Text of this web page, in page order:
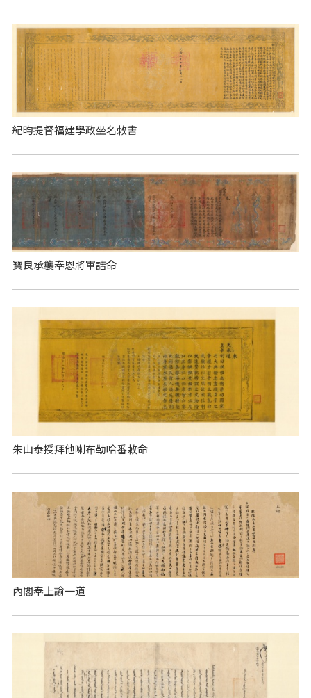
紀昀提督福建學政坐名敕書
寶良承襲奉恩將軍誥命
朱山泰授拜他喇布勒哈番敕命
內閣奉上諭一道